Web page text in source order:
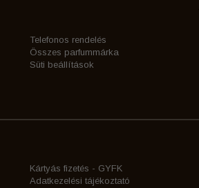
Telefonos rendelés
Összes parfummárka
Süti beállítások
Kártyás fizetés - GYFK
Adatkezelési tájékoztató